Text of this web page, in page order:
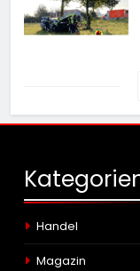
Handel
Magazin